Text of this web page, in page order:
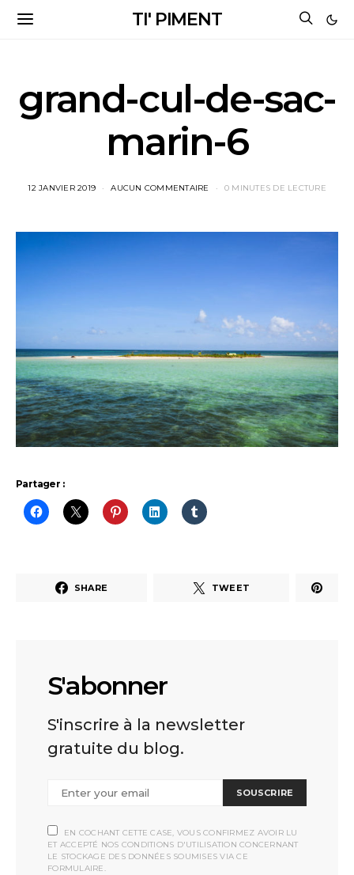
TI' PIMENT
grand-cul-de-sac-
marin-6
12 JANVIER 2019 AUCUN COMMENTAIRE 0 MINUTES DE LECTURE
Partager :
SHARE TWEET
S'abonner
S'inscrire à la newsletter
gratuite du blog.
SOUSCRIRE
EN COCHANT CETTE CASE, VOUS CONFIRMEZ AVOIR LU
ET ACCEPTÉ NOS CONDITIONS D'UTILISATION CONCERNANT
LE STOCKAGE DES DONNÉES SOUMISES VIA CE
FORMULAIRE.